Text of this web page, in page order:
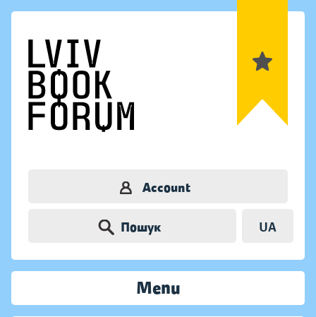
Account
Пошук UA
Menu